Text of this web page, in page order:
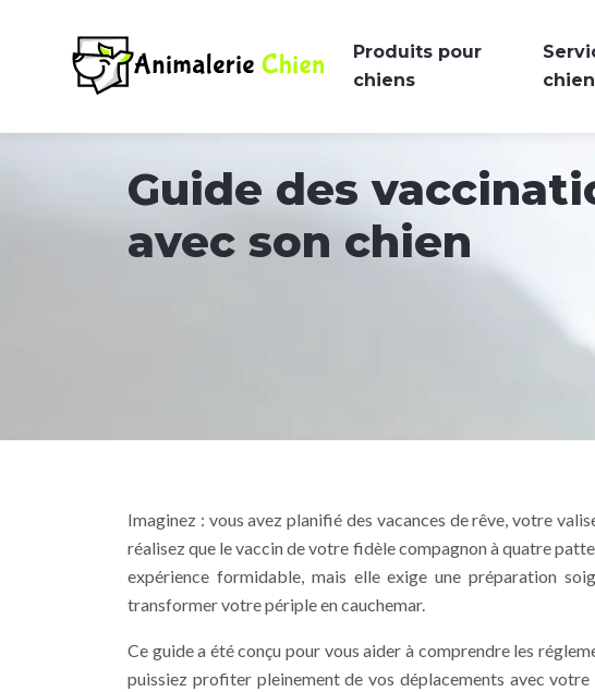
Produits pour
chiens
Guide des
avec son chien
Imaginez : vous avez planifié des vacances de rêve, votre
réalisez que le vaccin de votre fidèle compagnon à quatre
expérience formidable, mais elle exige une préparation
transformer votre périple en cauchemar.
Ce guide a été conçu pour vous aider à comprendre les
puissiez profiter pleinement de vos déplacements avec